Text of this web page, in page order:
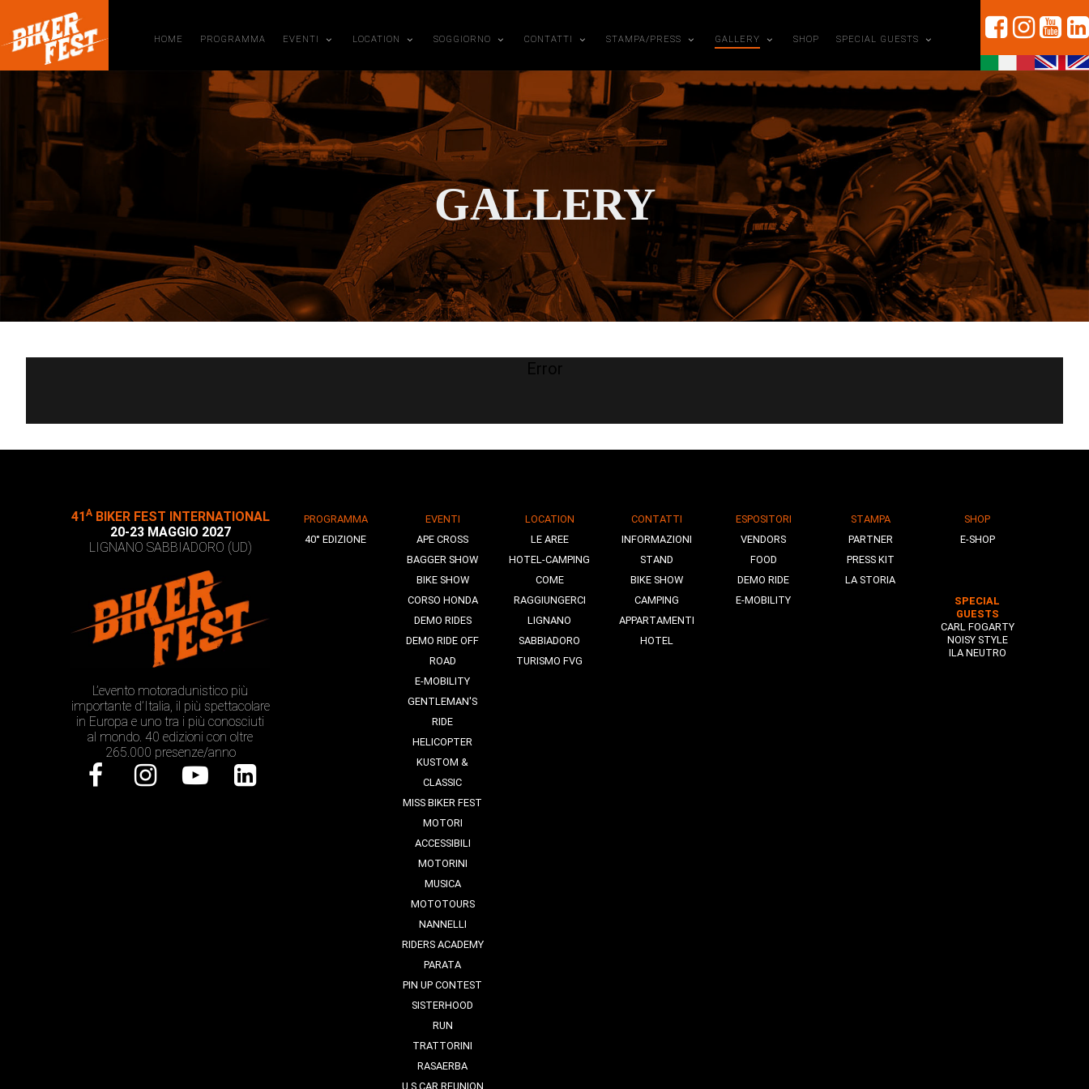
HOME PROGRAMMA EVENTI LOCATION SOGGIORNO CONTATTI STAMPA/PRESS GALLERY SHOP SPECIAL GUESTS
GALLERY
Error
41 ABIKER FEST INTERNATIONAL
20-23 MAGGIO 2027
LIGNANO SABBIADORO (UD)
L’evento motoradunistico più
importante d’Italia, il più spettacolare
in Europa e uno tra i più conosciuti
al mondo. 40 edizioni con oltre
265.000 presenze/anno
PROGRAMMA
40° EDIZIONE
EVENTI
APE CROSS
BAGGER SHOW
BIKE SHOW
CORSO HONDA
DEMO RIDES
DEMO RIDE OFF
ROAD
E-MOBILITY
GENTLEMAN'S
RIDE
HELICOPTER
KUSTOM &
CLASSIC
MISS BIKER FEST
MOTORI
ACCESSIBILI
MOTORINI
MUSICA
MOTOTOURS
NANNELLI
RIDERS ACADEMY
PARATA
PIN UP CONTEST
SISTERHOOD
RUN
TRATTORINI
RASAERBA
U.S CAR REUNION
LOCATION
LE AREE
HOTEL-CAMPING
COME
RAGGIUNGERCI
LIGNANO
SABBIADORO
TURISMO FVG
CONTATTI
INFORMAZIONI
STAND
BIKE SHOW
CAMPING
APPARTAMENTI
HOTEL
ESPOSITORI
VENDORS
FOOD
DEMO RIDE
E-MOBILITY
STAMPA
PARTNER
PRESS KIT
LA STORIA
SHOP
E-SHOP
SPECIAL
GUESTS
CARL FOGARTY
NOISY STYLE
ILA NEUTRO